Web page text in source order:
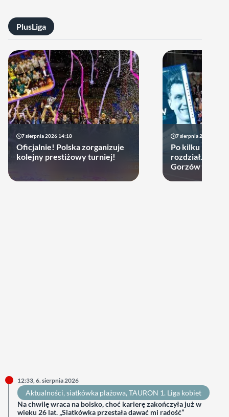
PlusLiga
7 sierpnia 2026 14:18
Oficjalnie! Polska zorganizuje
kolejny prestiżowy turniej!
7 sierpnia 2026 13:49
Po kilku latach
rozdział.
Gorzów może
12:33, 6. sierpnia 2026
Aktualności, siatkówka plażowa, TAURON 1. Liga kobiet
Na chwilę wraca na boisko, choć karierę zakończyła już w
wieku 26 lat. „Siatkówka przestała dawać mi radość”